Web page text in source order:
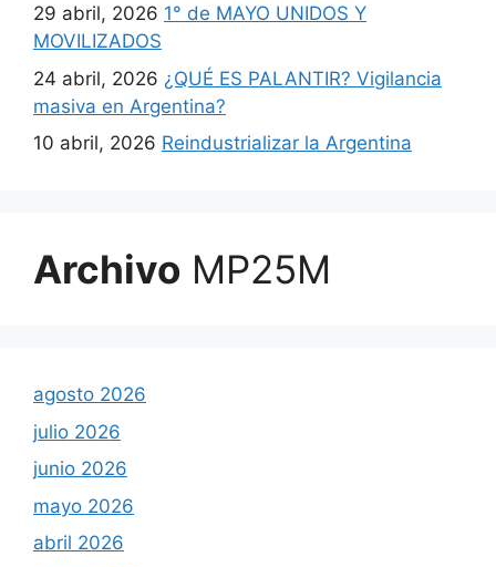
29 abril, 2026 1° de MAYO UNIDOS Y
MOVILIZADOS
24 abril, 2026 ¿QUÉ ES PALANTIR? Vigilancia
masiva en Argentina?
10 abril, 2026 Reindustrializar la Argentina
Archivo MP25M
agosto 2026
julio 2026
junio 2026
mayo 2026
abril 2026